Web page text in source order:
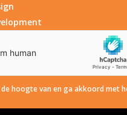
de hoogte van en ga akkoord met